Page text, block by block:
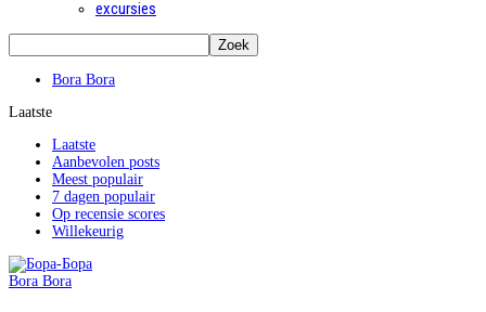
excursies
Bora Bora
Laatste
Laatste
Aanbevolen posts
Meest populair
7 dagen populair
Op recensie scores
Willekeurig
Bora Bora